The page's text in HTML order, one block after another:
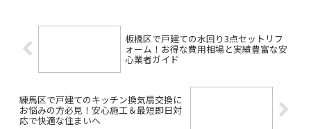
板橋区で戸建ての水回り3点セットリフ
ォーム！お得な費用相場と実績豊富な安
心業者ガイド
練馬区で戸建てのキッチン換気扇交換に
お悩みの方必見！安心施工＆最短即日対
応で快適な住まいへ